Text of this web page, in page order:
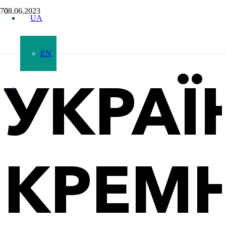
UA
EN
08.06.2023